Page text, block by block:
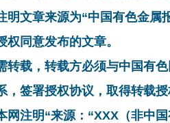
明文章来源为“中国有色金属
权同意发布的文章。
转载，转载方必须与中国有
，签署授权协议，取得转载授
网注明“来源：“XXX（非中